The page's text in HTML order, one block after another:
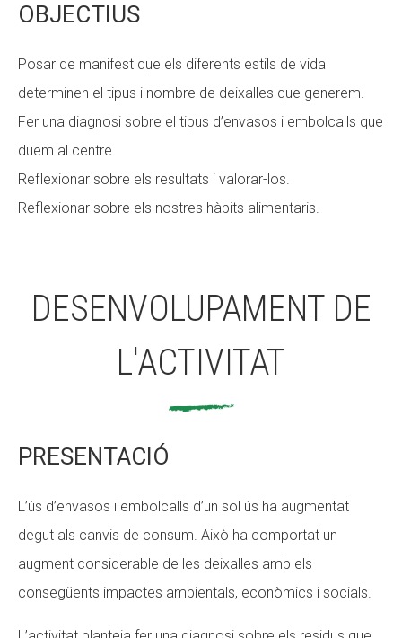
OBJECTIUS
Posar de manifest que els diferents estils de vida
determinen el tipus i nombre de deixalles que generem.
Fer una diagnosi sobre el tipus d’envasos i embolcalls que
duem al centre.
Reflexionar sobre els resultats i valorar-los.
Reflexionar sobre els nostres hàbits alimentaris.
DESENVOLUPAMENT DE
L'ACTIVITAT
PRESENTACIÓ
L’ús d’envasos i embolcalls d’un sol ús ha augmentat
degut als canvis de consum. Això ha comportat un
augment considerable de les deixalles amb els
consegüents impactes ambientals, econòmics i socials.